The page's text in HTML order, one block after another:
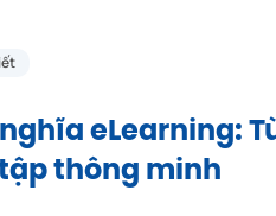
eLearning:
thông minh